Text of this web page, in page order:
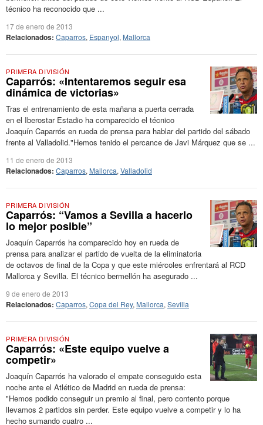
técnico ha reconocido que ...
17 de enero de 2013
Relacionados: Caparros, Espanyol, Mallorca
PRIMERA DIVISIÓN
Caparrós: «Intentaremos seguir esa
dinámica de victorias»
Tras el entrenamiento de esta mañana a puerta cerrada
en el Iberostar Estadio ha comparecido el técnico
Joaquín Caparrós en rueda de prensa para hablar del partido del sábado
frente al Valladolid."Hemos tenido el percance de Javi Márquez que se ...
11 de enero de 2013
Relacionados: Caparros, Mallorca, Valladolid
PRIMERA DIVISIÓN
Caparrós: “Vamos a Sevilla a hacerlo
lo mejor posible”
Joaquín Caparrós ha comparecido hoy en rueda de
prensa para analizar el partido de vuelta de la eliminatoria
de octavos de final de la Copa y que este miércoles enfrentará al RCD
Mallorca y Sevilla. El técnico bermellón ha asegurado ...
9 de enero de 2013
Relacionados: Caparros, Copa del Rey, Mallorca, Sevilla
PRIMERA DIVISIÓN
Caparrós: «Este equipo vuelve a
competir»
Joaquín Caparrós ha valorado el empate conseguido esta
noche ante el Atlético de Madrid en rueda de prensa:
"Hemos podido conseguir un premio al final, pero contento porque
llevamos 2 partidos sin perder. Este equipo vuelve a competir y lo ha
hecho sumando cuatro ...